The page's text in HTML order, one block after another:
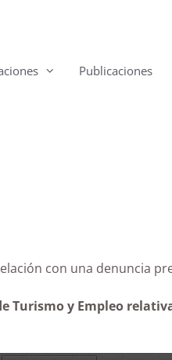
Publicaciones
relación con una
y Empleo